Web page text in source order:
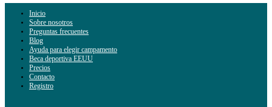
Inicio
Sobre nosotros
Preguntas frecuentes
Blog
Ayuda para elegir campamento
Beca deportiva EEUU
Precios
Contacto
Registro